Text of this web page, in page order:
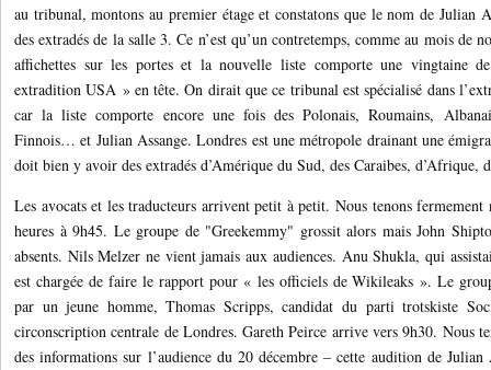
au tribunal, montons au premier étage et constatons que le nom de Julian
des extradés de la salle 3. Ce n’est qu’un contretemps, comme au mois de
affichettes sur les portes et la nouvelle liste comporte une vingtaine
extradition USA » en tête. On dirait que ce tribunal est spécialisé dans
car la liste comporte encore une fois des Polonais, Roumains,
Finnois… et Julian Assange. Londres est une métropole drainant une
doit bien y avoir des extradés d’Amérique du Sud, des Caraibes, d’Afrique,
Les avocats et les traducteurs arrivent petit à petit. Nous tenons
heures à 9h45. Le groupe de "Greekemmy" grossit alors mais John
absents. Nils Melzer ne vient jamais aux audiences. Anu Shukla, qui
est chargée de faire le rapport pour « les officiels de Wikileaks ». Le
par un jeune homme, Thomas Scripps, candidat du parti trotskiste
circonscription centrale de Londres. Gareth Peirce arrive vers 9h30. Nous
des informations sur l’audience du 20 décembre – cette audition de Julian